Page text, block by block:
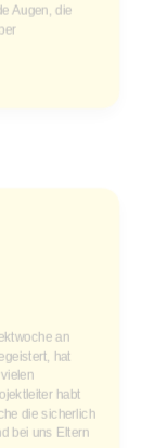
Augen, die
an
hat
habt
die sicherlich
bei uns Eltern